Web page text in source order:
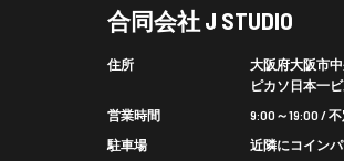
合同会社 J STUDIO
住所
大阪府大阪市中
ピカソ日本一
営業時間
9:00～19:00 /
駐車場
近隣にコイン